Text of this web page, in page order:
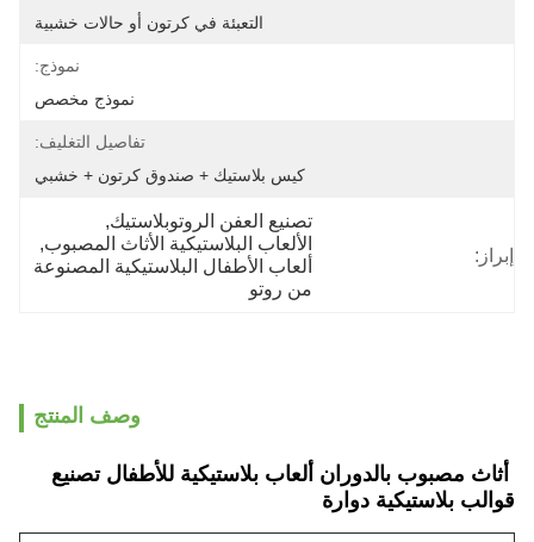
التعبئة في كرتون أو حالات خشبية
نموذج:
نموذج مخصص
تفاصيل التغليف:
كيس بلاستيك + صندوق كرتون + خشبي
إبراز:
تصنيع العفن الروتوبلاستيك,
الألعاب البلاستيكية الأثاث المصبوب,
ألعاب الأطفال البلاستيكية المصنوعة
من روتو
وصف المنتج
أثاث مصبوب بالدوران ألعاب بلاستيكية للأطفال تصنيع
قوالب بلاستيكية دوارة